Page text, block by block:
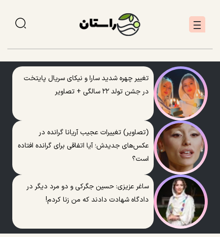
تغییر چهره شدید سارا و نیکای سریال پایتخت
در جشن تولد ۲۲ سالگی + تصاویر
(تصاویر) تغییرات عجیب آریانا گرانده در
عکس‌های جدیدش؛ آیا اتفاقی برای گرانده افتاده
است؟
ساغر عزیزی: حسین جگرکی و دو مرد دیگر در
دادگاه شهادت دادند که من زنا کردم!